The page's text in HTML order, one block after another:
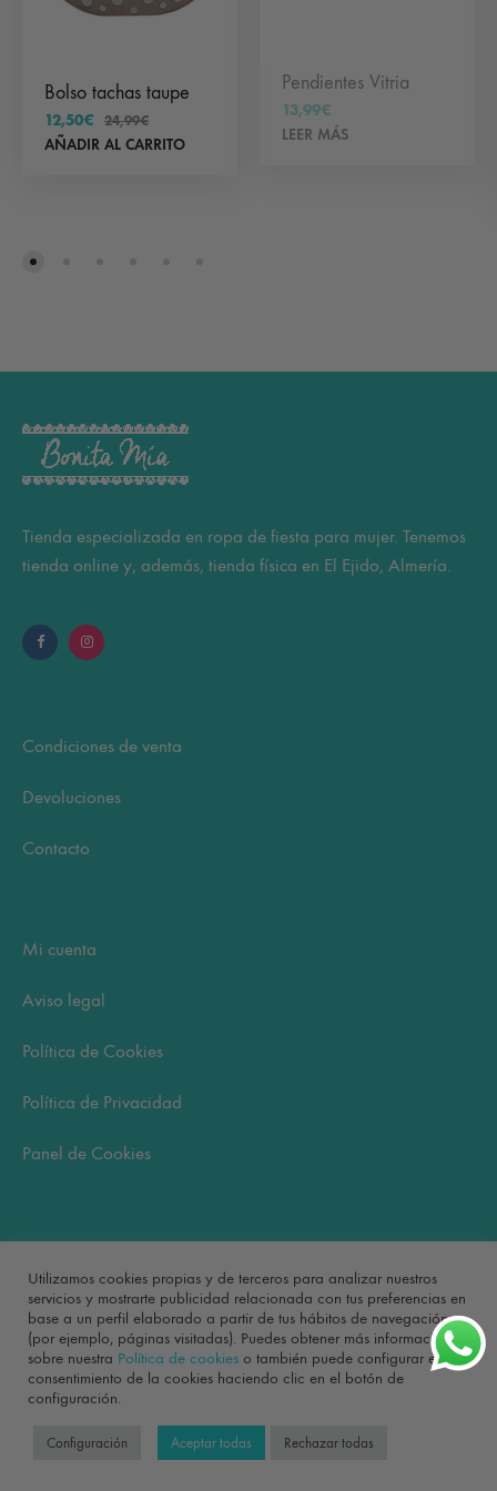
Bolso tachas taupe
12,50€ 24,99€
AÑADIR AL CARRITO
Pendientes Vitria
13,99€
LEER MÁS
Tienda especializada en ropa de fiesta para mujer. Tenemos
tienda online y, además, tienda física en El Ejido, Almería.
Condiciones de venta
Devoluciones
Contacto
Mi cuenta
Aviso legal
Política de Cookies
Política de Privacidad
Panel de Cookies
No hay productos en el carrito.
©2022 Bonita Mía
Utilizamos cookies propias y de terceros para analizar nuestros
servicios y mostrarte publicidad relacionada con tus preferencias en
base a un perfil elaborado a partir de tus hábitos de navegación
(por ejemplo, páginas visitadas). Puedes obtener más información
sobre nuestra Política de cookies o también puede configurar el
consentimiento de la cookies haciendo clic en el botón de
configuración.
Configuración Aceptar todas Rechazar todas